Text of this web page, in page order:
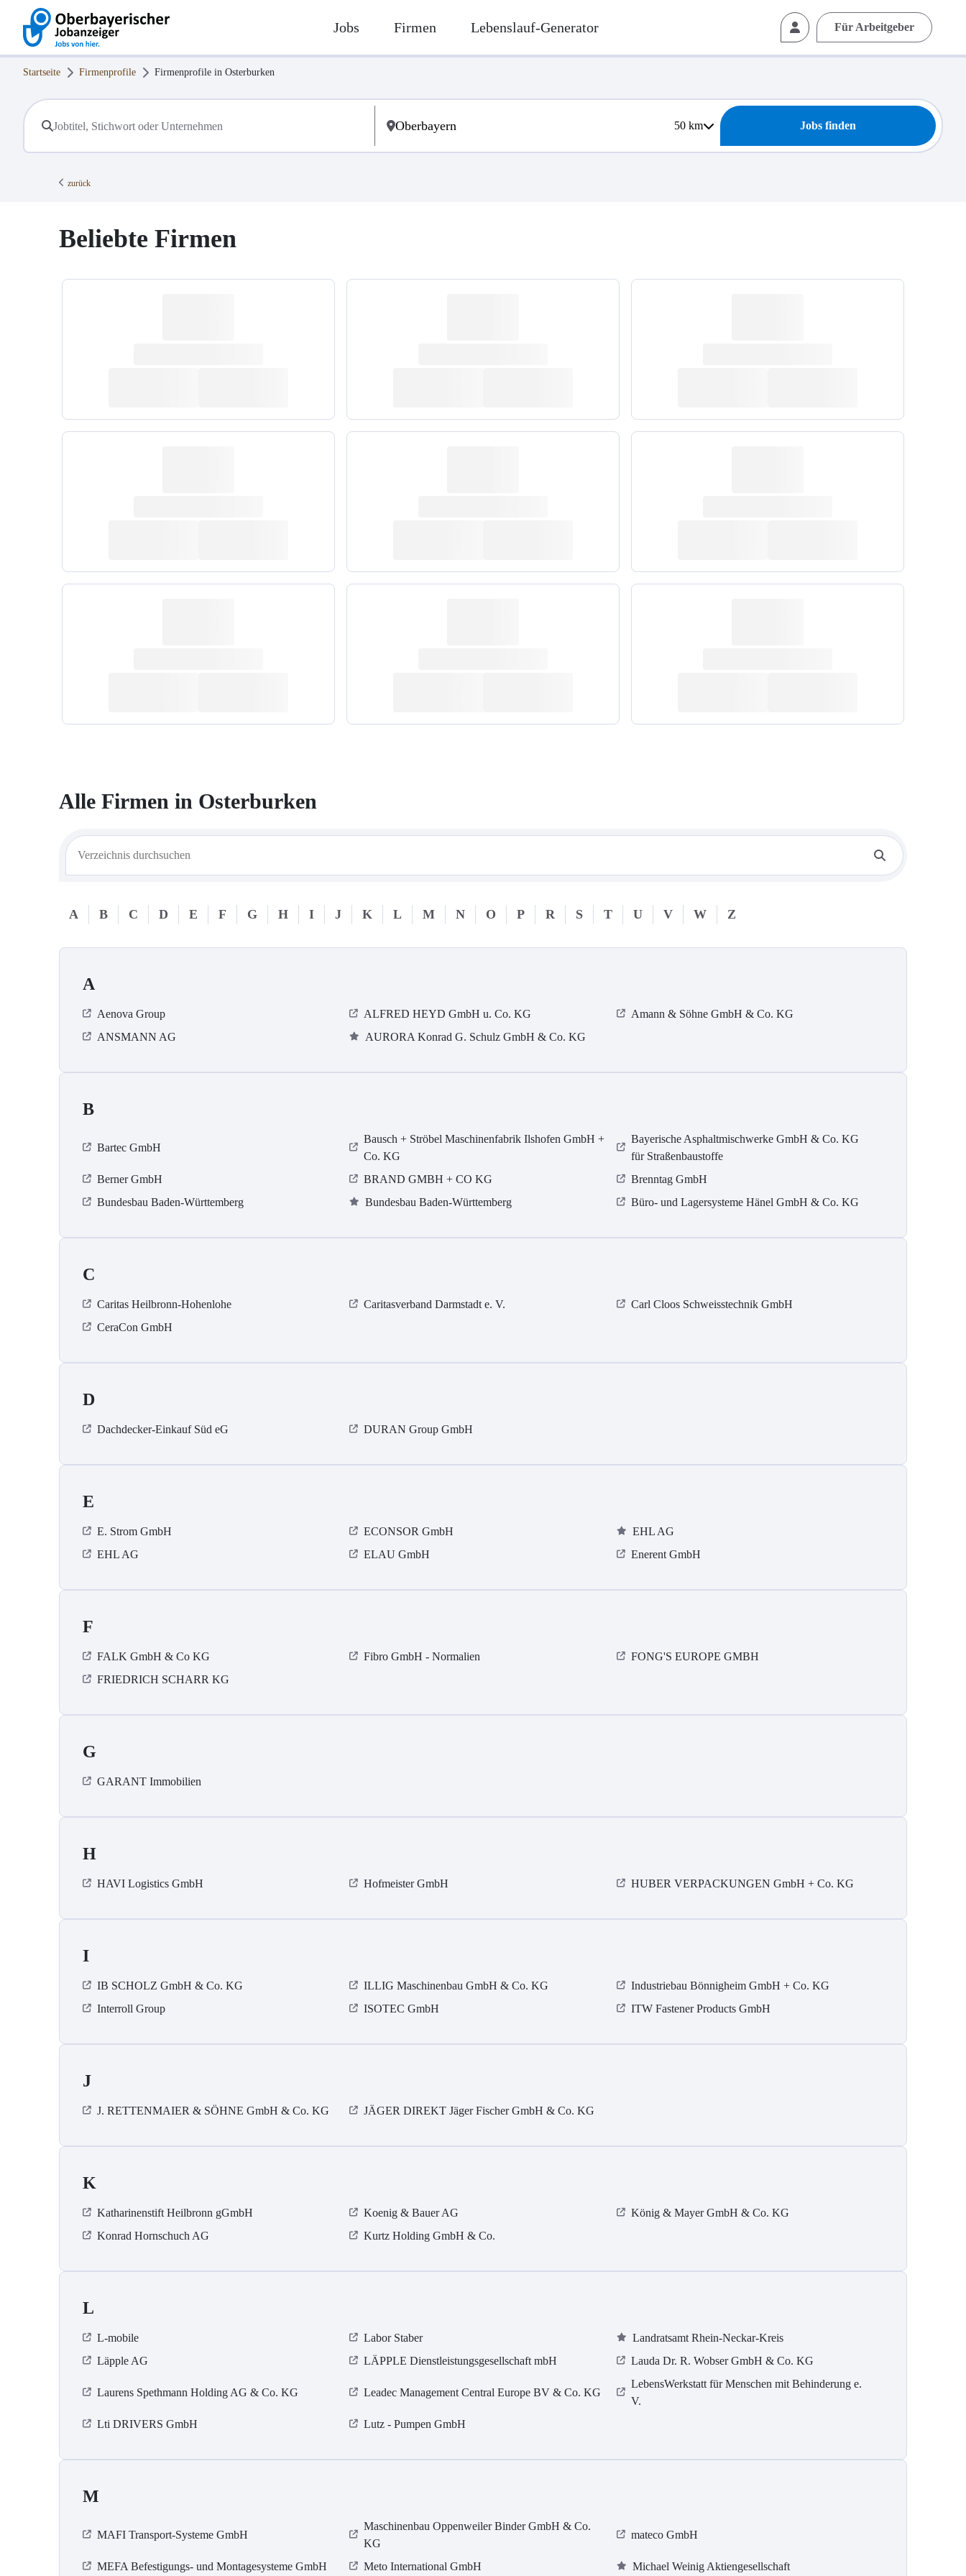
Jobs Firmen Lebenslauf-Generator Für Arbeitgeber
Startseite Firmenprofile Firmenprofile in Osterburken
50km Jobs finden
zurück
Beliebte Firmen
Alle Firmen in Osterburken
A B C D E F G H I J K L M N O P R S T U V W Z
A
Aenova Group ALFRED HEYD GmbH u. Co. KG
Amann & Söhne GmbH & Co. KG
ANSMANN AG
AURORA Konrad G. Schulz GmbH & Co. KG
B
Bartec GmbH
Bausch + Ströbel Maschinenfabrik Ilshofen GmbH +
Co. KG
Bayerische Asphaltmischwerke GmbH & Co. KG
für Straßenbaustoffe
Berner GmbH
BRAND GMBH + CO KG
Brenntag GmbH
Bundesbau Baden-Württemberg
Bundesbau Baden-Württemberg Büro- und Lagersysteme Hänel GmbH & Co. KG
C
Caritas Heilbronn-Hohenlohe Caritasverband Darmstadt e. V.
Carl Cloos Schweisstechnik GmbH
CeraCon GmbH
D
Dachdecker-Einkauf Süd eG DURAN Group GmbH
E
E. Strom GmbH ECONSOR GmbH
EHL AG
EHL AG
ELAU GmbH Enerent GmbH
F
FALK GmbH & Co KG Fibro GmbH - Normalien
FONG'S EUROPE GMBH
FRIEDRICH SCHARR KG
G
GARANT Immobilien
H
HAVI Logistics GmbH Hofmeister GmbH HUBER VERPACKUNGEN GmbH + Co. KG
I
IB SCHOLZ GmbH & Co. KG ILLIG Maschinenbau GmbH & Co. KG
Industriebau Bönnigheim GmbH + Co. KG
Interroll Group
ISOTEC GmbH ITW Fastener Products GmbH
J
J. RETTENMAIER & SÖHNE GmbH & Co. KG JÄGER DIREKT Jäger Fischer GmbH & Co. KG
K
Katharinenstift Heilbronn gGmbH Koenig & Bauer AG
König & Mayer GmbH & Co. KG
Konrad Hornschuch AG
Kurtz Holding GmbH & Co.
L
L-mobile Labor Staber
Landratsamt Rhein-Neckar-Kreis
Läpple AG
LÄPPLE Dienstleistungsgesellschaft mbH Lauda Dr. R. Wobser GmbH & Co. KG
Laurens Spethmann Holding AG & Co. KG Leadec Management Central Europe BV & Co. KG
LebensWerkstatt für Menschen mit Behinderung e.
V.
Lti DRIVERS GmbH
Lutz - Pumpen GmbH
M
MAFI Transport-Systeme GmbH
Maschinenbau Oppenweiler Binder GmbH & Co.
KG
mateco GmbH
MEFA Befestigungs- und Montagesysteme GmbH Meto International GmbH Michael Weinig Aktiengesellschaft